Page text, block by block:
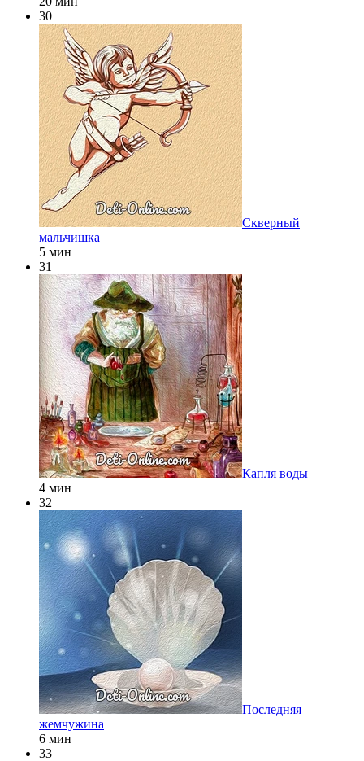
30
Скверный
мальчишка
5 мин
31
Капля воды
4 мин
32
Последняя
жемчужина
6 мин
33